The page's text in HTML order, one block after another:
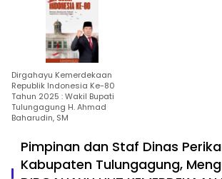
Dirgahayu Kemerdekaan
Republik Indonesia Ke-80
Tahun 2025 : Wakil Bupati
Tulungagung H. Ahmad
Baharudin, SM
Pimpinan dan Staf Dinas
Kabupaten Tulungagung,